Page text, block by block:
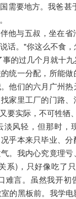
需要地方。我爸甚
与五叔，坐在省
话。"你这么不食
的过几个月就十
统一分配，所能做
他们的六月广州
家里工厂的门路、
要实际，不可牲牺
风轻，但那时，
乎本来只毕业、分
。我内心究竟理
系)，只好像吃了
难言。虽然我开初
的黑板前。我学